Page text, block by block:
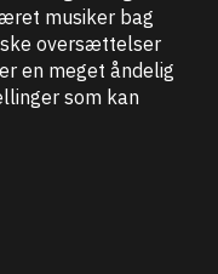
musiker bag
oversættelser
en meget åndelig
som kan